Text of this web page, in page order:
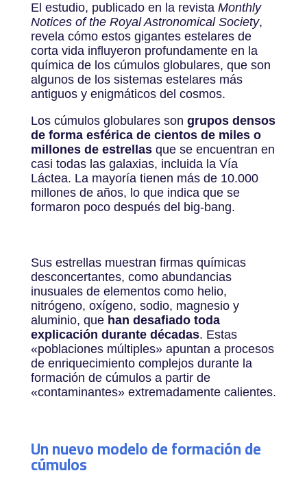
El estudio, publicado en la revista Monthly
Notices of the Royal Astronomical Society,
revela cómo estos gigantes estelares de
corta vida influyeron profundamente en la
química de los cúmulos globulares, que son
algunos de los sistemas estelares más
antiguos y enigmáticos del cosmos.
Los cúmulos globulares son grupos densos
de forma esférica de cientos de miles o
millones de estrellas que se encuentran en
casi todas las galaxias, incluida la Vía
Láctea. La mayoría tienen más de 10.000
millones de años, lo que indica que se
formaron poco después del big-bang.
Sus estrellas muestran firmas químicas
desconcertantes, como abundancias
inusuales de elementos como helio,
nitrógeno, oxígeno, sodio, magnesio y
aluminio, que han desafiado toda
explicación durante décadas. Estas
«poblaciones múltiples» apuntan a procesos
de enriquecimiento complejos durante la
formación de cúmulos a partir de
«contaminantes» extremadamente calientes.
Un nuevo modelo de formación de
cúmulos